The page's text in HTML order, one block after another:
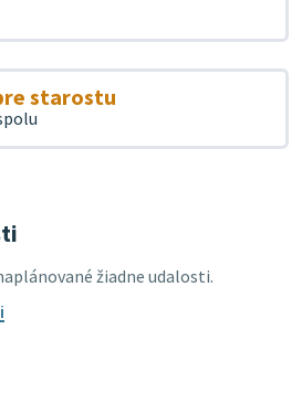
starostu
žiadne udalosti.